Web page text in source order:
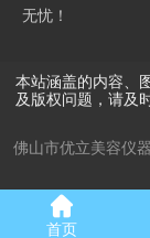
无忧！
本站涵盖的内容、
及版权问题，请及
佛山市优立美容仪
首页